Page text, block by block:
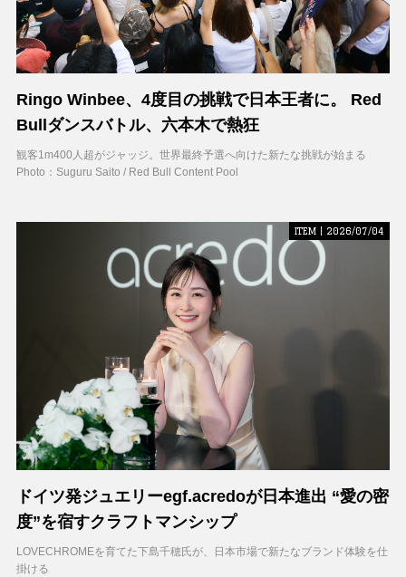
Ringo Winbee、4度目の挑戦で日本王者に。 Red
Bullダンスバトル、六本木で熱狂
観客1m400人超がジャッジ。世界最終予選へ向けた新たな挑戦が始まる
Photo：Suguru Saito / Red Bull Content Pool
ITEM | 2026/07/04
ドイツ発ジュエリーegf.acredoが日本進出 “愛の密
度”を宿すクラフトマンシップ
LOVECHROMEを育てた下島千穂氏が、日本市場で新たなブランド体験を仕
掛ける